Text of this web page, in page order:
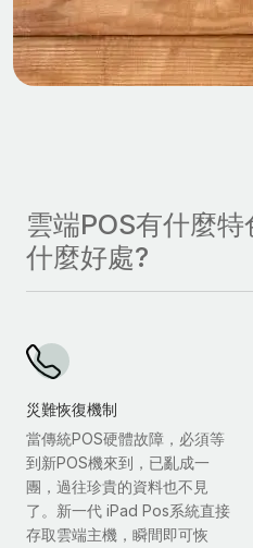
雲端POS有什麼
什麼好處?
災難恢復機制
當傳統POS硬體故障，必須等
到新POS機來到，已亂成一
團，過往珍貴的資料也不見
了。新一代 iPad Pos系統直接
存取雲端主機，瞬間即可恢